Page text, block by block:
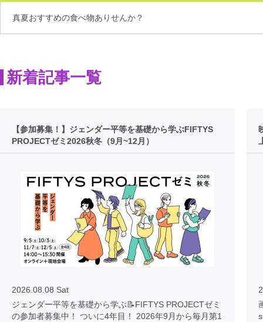
真夏おすすめの食べ物ありせんか？
新着記事一覧
【参加募集！】ジェンダー平等を基礎から学ぶFIFTYS
PROJECTゼミ2026秋冬（9月~12月）
2026.08.08 Sat
ジェンダー平等を基礎から学ぶ📝FIFTYS PROJECTゼミ
の参加者募集中！ ついに4年目！ 2026年9月から毎月第1